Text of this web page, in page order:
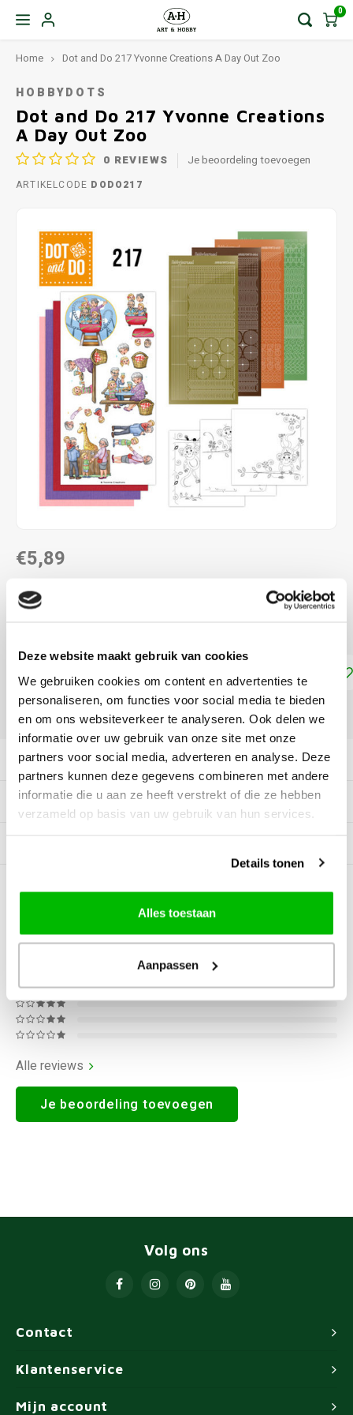
Deze website maakt gebruik van cookies
We gebruiken cookies om content en advertenties te
personaliseren, om functies voor social media te bieden
en om ons websiteverkeer te analyseren. Ook delen we
informatie over uw gebruik van onze site met onze
partners voor social media, adverteren en analyse. Deze
partners kunnen deze gegevens combineren met andere
informatie die u aan ze heeft verstrekt of die ze hebben
verzameld op basis van uw gebruik van hun services.
Details tonen
Alles toestaan
Aanpassen
0
Home Dot and Do 217 Yvonne Creations A Day Out Zoo
HOBBYDOTS
Dot and Do 217 Yvonne Creations
A Day Out Zoo
0 REVIEWS Je beoordeling toevoegen
ARTIKELCODE DODO217
€5,89
DIRECT LEVERBAAR
Toevoegen aan winkelwagen
DELEN:
Productomschrijving
Tags
0STERREN OP BASIS VAN0
BEOORDELINGEN
0Reviews
Alle reviews
Je beoordeling toevoegen
Contact
Volg ons
Klantenservice
Mijn account